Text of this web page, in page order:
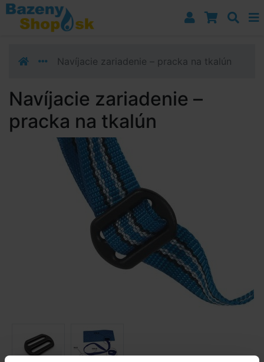
Prejsť k navigácii
Prejsť na obsah
Prejsť k bočnému stĺpci
Navíjacie zariadenie – pracka na tkalún
Navíjacie zariadenie –
pracka na tkalún